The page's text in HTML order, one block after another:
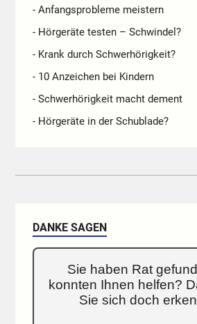
- Anfangsprobleme meistern
- Hörgeräte testen – Schwindel?
- Krank durch Schwerhörigkeit?
- 10 Anzeichen bei Kindern
- Schwerhörigkeit macht dement
- Hörgeräte in der Schublade?
DANKE SAGEN
Sie haben Rat
konnten Ihnen helfen?
Sie sich doch